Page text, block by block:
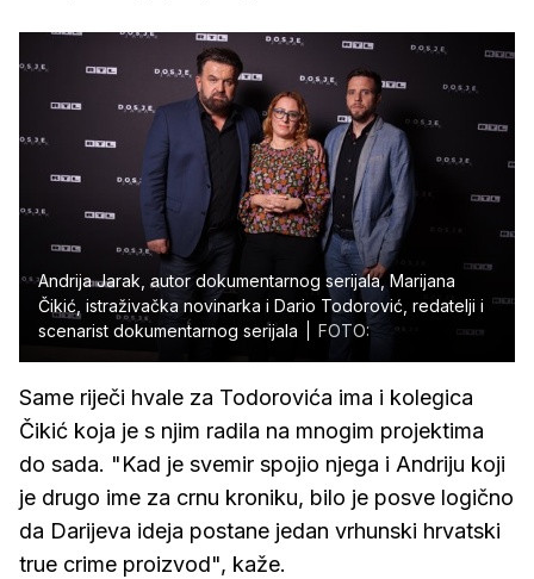
Andrija Jarak, autor dokumentarnog serijala, Marijana
Čikić, istraživačka novinarka i Dario Todorović, redatelji i
scenarist dokumentarnog serijala
FOTO:
Same riječi hvale za Todorovića ima i kolegica
Čikić koja je s njim radila na mnogim projektima
do sada. "Kad je svemir spojio njega i Andriju koji
je drugo ime za crnu kroniku, bilo je posve logično
da Darijeva ideja postane jedan vrhunski hrvatski
true crime proizvod", kaže.